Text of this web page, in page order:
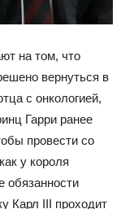
на том, что
вернуться в
с онкологией,
Гарри ранее
провести со
у короля
обязанности
Карл III проходит